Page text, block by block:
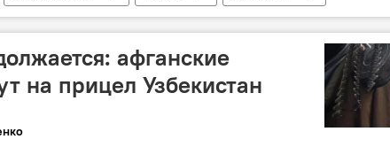
афганские
на прицел Узбекистан